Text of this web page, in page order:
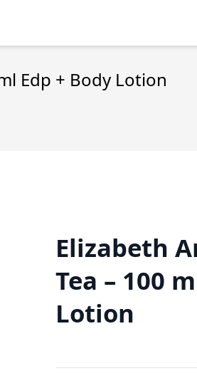
Edp + Body Lotion
Elizabeth
Tea – 100
Lotion